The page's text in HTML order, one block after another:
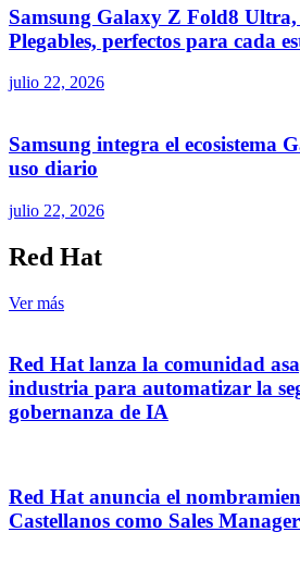
Samsung Galaxy Z Fold8
Plegables, perfectos para cada
julio 22, 2026
Samsung integra el ecosistema
uso diario
julio 22, 2026
Red Hat
Ver más
Red Hat lanza la comunidad
industria para automatizar la
gobernanza de IA
Red Hat anuncia el
Castellanos como Sales